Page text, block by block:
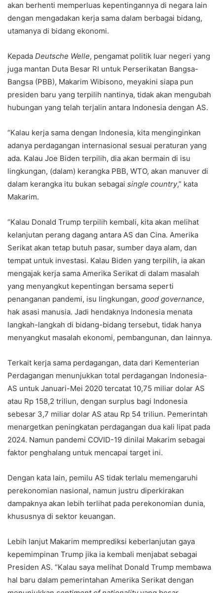
akan berhenti memperluas kepentingannya di negara lain
dengan mengadakan kerja sama dalam berbagai bidang,
utamanya di bidang ekonomi.
Kepada Deutsche Welle, pengamat politik luar negeri yang
juga mantan Duta Besar RI untuk Perserikatan Bangsa-
Bangsa (PBB), Makarim Wibisono, meyakini siapa pun
presiden baru yang terpilih nantinya, tidak akan mengubah
hubungan yang telah terjalin antara Indonesia dengan AS.
“Kalau kerja sama dengan Indonesia, kita menginginkan
adanya perdagangan internasional sesuai peraturan yang
ada. Kalau Joe Biden terpilih, dia akan bermain di isu
lingkungan, (dalam) kerangka PBB, WTO, akan manuver di
dalam kerangka itu bukan sebagai single country,” kata
Makarim.
“Kalau Donald Trump terpilih kembali, kita akan melihat
kelanjutan perang dagang antara AS dan Cina. Amerika
Serikat akan tetap butuh pasar, sumber daya alam, dan
tempat untuk investasi. Kalau Biden yang terpilih, ia akan
mengajak kerja sama Amerika Serikat di dalam masalah
yang menyangkut kepentingan bersama seperti
penanganan pandemi, isu lingkungan, good governance,
hak asasi manusia. Jadi hendaknya Indonesia menata
langkah-langkah di bidang-bidang tersebut, tidak hanya
menyangkut masalah ekonomi, pembangunan, dan lainnya.
Terkait kerja sama perdagangan, data dari Kementerian
Perdagangan menunjukkan total perdagangan Indonesia-
AS untuk Januari-Mei 2020 tercatat 10,75 miliar dolar AS
atau Rp 158,2 triliun, dengan surplus bagi Indonesia
sebesar 3,7 miliar dolar AS atau Rp 54 triliun. Pemerintah
menargetkan peningkatan perdagangan dua kali lipat pada
2024. Namun pandemi COVID-19 dinilai Makarim sebagai
faktor penghalang untuk mencapai target ini.
Dengan kata lain, pemilu AS tidak terlalu memengaruhi
perekonomian nasional, namun justru diperkirakan
dampaknya akan lebih terlihat pada perekonomian dunia,
khususnya di sektor keuangan.
Lebih lanjut Makarim memprediksi keberlanjutan gaya
kepemimpinan Trump jika ia kembali menjabat sebagai
Presiden AS. “Kalau saya melihat Donald Trump membawa
hal baru dalam pemerintahan Amerika Serikat dengan